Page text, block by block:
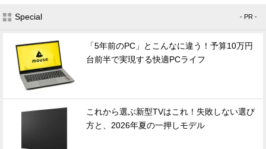
Special - PR -
「5年前のPC」とこんなに違う！予算10万円
台前半で実現する快適PCライフ
これから選ぶ新型TVはこれ！失敗しない選び
方と、2026年夏の一押しモデル